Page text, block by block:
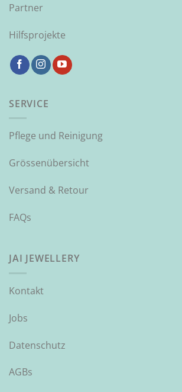
Partner
Hilfsprojekte
SERVICE
Pflege und Reinigung
Grössenübersicht
Versand & Retour
FAQs
JAI JEWELLERY
Kontakt
Jobs
Datenschutz
AGBs